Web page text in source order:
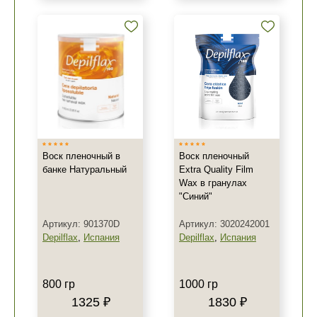
Воск пленочный в
банке Натуральный
Артикул: 901370D
Depilflax, Испания
800 гр
1325 ₽
Воск пленочный
Extra Quality Film
Wax в гранулах
"Синий"
Артикул: 3020242001
Depilflax, Испания
1000 гр
1830 ₽